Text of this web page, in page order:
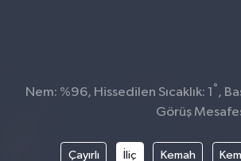
Nem: %96, Hissedilen Sıcaklık: 1 ° ,
Görüş
Çayırlı İliç Kemah